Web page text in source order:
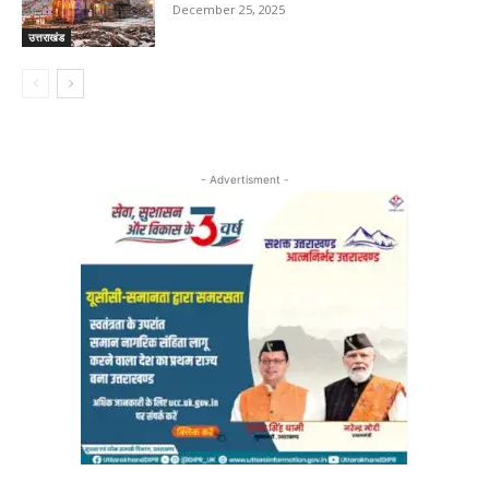
उत्तराखंड
December 25, 2025
- Advertisment -